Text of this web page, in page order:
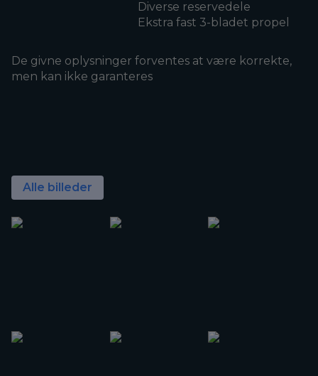
Diverse reservedele
Ekstra fast 3-bladet propel
De givne oplysninger forventes at være korrekte,
men kan ikke garanteres
Alle billeder